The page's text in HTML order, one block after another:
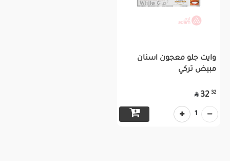
وايت جلو معجون اسنان
مبيض تركي
32
32

1